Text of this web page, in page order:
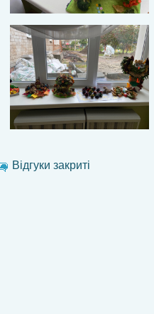
Відгуки закриті